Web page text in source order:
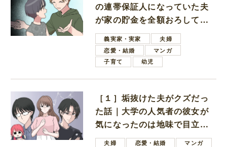
の連帯保証人になっていた夫
が家の貯金を全額おろしてほ
しいと言ってきた
義実家・実家
夫婦
恋愛・結婚
マンガ
子育て
幼児
［１］垢抜けた夫がクズだっ
た話｜大学の人気者の彼女が
気になったのは地味で目立た
ない男子学生
夫婦 恋愛・結婚
マンガ